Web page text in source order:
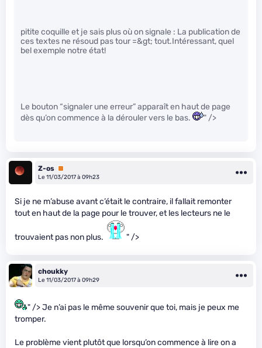
pitite coquille et je sais plus où on signale : La publication de
ces textes ne résoud pas tour =&gt; tout.Intéressant, quel
bel exemple notre état!
Le bouton “signaler une erreur” apparaît en haut de page
dès qu’on commence à la dérouler vers le bas.
" />
Z-os Premium
Le 11/03/2017 à 09h23
Si je ne m’abuse avant c’était le contraire, il fallait remonter
tout en haut de la page pour le trouver, et les lecteurs ne le
trouvaient pas non plus. " />
choukky
Le 11/03/2017 à 09h29
" /> Je n’ai pas le même souvenir que toi, mais je peux me
tromper.
Le problème vient plutôt que lorsqu’on commence à lire on a